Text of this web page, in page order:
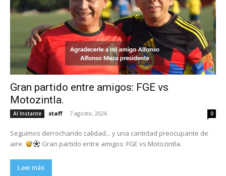
Gran partido entre amigos: FGE vs
Motozintla.
Al Instante staff - 7 agosto, 2026 0
Seguimos derrochando calidad... y una cantidad preocupante de
aire.
Gran partido entre amigos: FGE vs Motozintla.
Leer más